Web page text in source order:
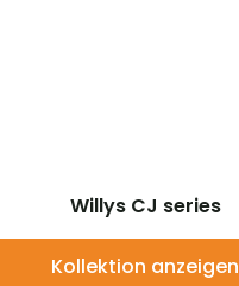
Willys CJ series
Kollektion anzeigen